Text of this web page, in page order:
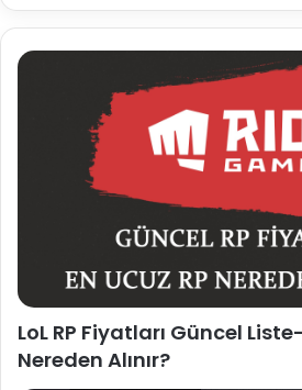
LoL RP Fiyatları Güncel
Nereden Alınır?